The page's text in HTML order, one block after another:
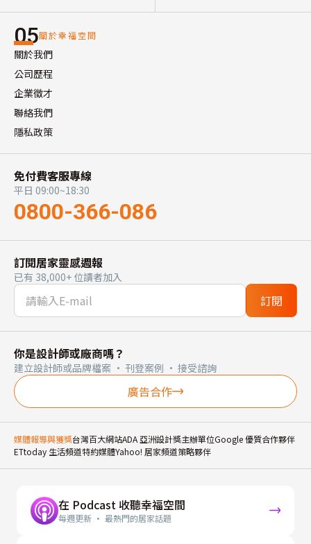
05關於幸福空間
關於我們
公司歷程
企業徵才
聯絡我們
隱私政策
免付費客服專線
平日 09:00~18:30
0800-366-086
訂閱居家靈感週報
已有 38,000+ 位讀者加入
訂閱
你是設計師或廠商嗎？
建立設計師或品牌檔案 · 刊登案例 · 接受諮詢
廣告合作
媒體報導與獲獎台灣百大網站ADA 亞洲設計獎主辦單位Google 優質合作夥伴
ETtoday 生活頻道特約媒體Yahoo! 居家頻道策略夥伴
在 Podcast 收聽幸福空間
每週更新 · 最熱門的居家話題